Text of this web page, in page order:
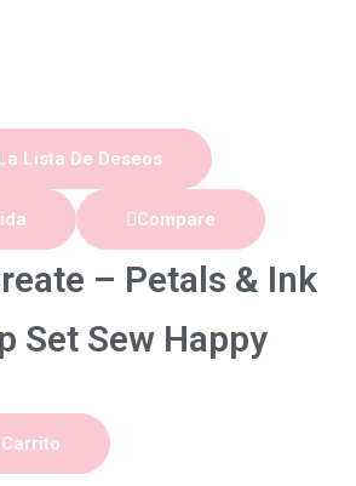
Lista De Deseos
Compare
– Petals & Ink
Set Sew Happy